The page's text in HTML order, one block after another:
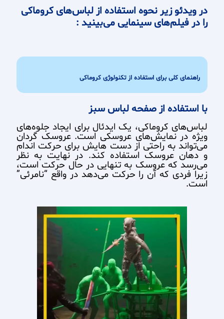
در ویدئو زیر نحوه استفاده از لباس‌های کروماکی
را در فیلم‌های سینمایی می‌بینید :
راهنمای کلی برای استفاده از تکنولوژی کروماکی
با استفاده از صفحه لباس سبز
لباس‌های کروماکی، یک ایدئال برای ایجاد جلوه‌های
ویژه در نمایش‌های عروسکی است. عروسک‌ گردان
می‌تواند به راحتی از دست هایش برای حرکت اندام
و دهان عروسک استفاده کند. در نهایت به نظر
می‌رسد که عروسک به تنهایی در حال حرکت است،
زیرا فردی که آن را حرکت می‌دهد در واقع “نامرئی”
است.